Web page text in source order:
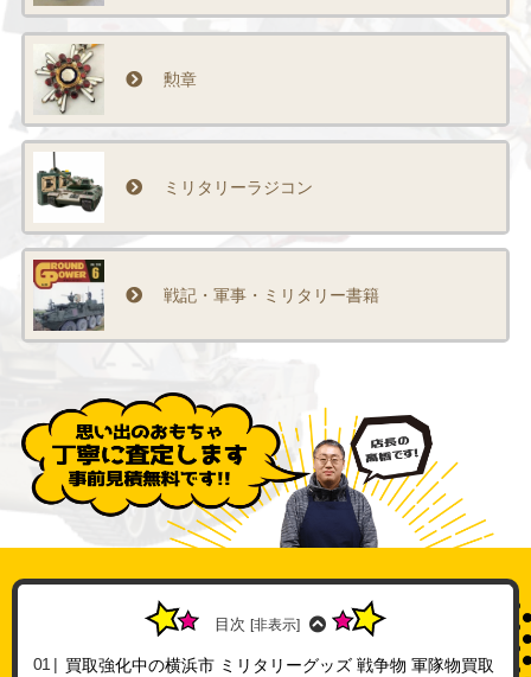
勲章
ミリタリーラジコン
戦記・軍事・ミリタリー書籍
目次 [非表示]
買取強化中の横浜市 ミリタリーグッズ 戦争物 軍隊物買取